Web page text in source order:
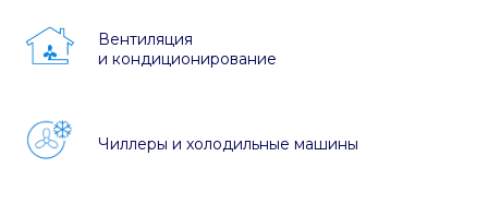
Вентиляция
и кондиционирование
Чиллеры и холодильные машины